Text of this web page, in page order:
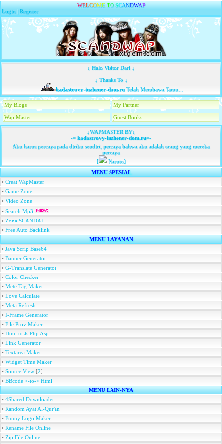
WELCOME TO SCANDWAP
Login |Register
↓ Halo Visitor Dari ↓
↓ Thanks To ↓
kadastrovy-inzhener-dom.ruTelah Membawa Tamu...
My Blogs My Partner
Wap Master Guest Books
↓WAPMASTER BY↓
-=kadastrovy-inzhener-dom.ru=-
Aku harus percaya pada diriku sendiri, percaya bahwa aku adalah orang yang mereka
percaya
[
Naruto]
MENU SPESIAL
• Creat WapMaster
• Game Zone
• Video Zone
• Search Mp3
• Zona SCANDAL
• Free Auto Backlink
MENU LAYANAN
• Java Scrip Base64
• Banner Generator
• G-Translate Generator
• Color Checker
• Mete Tag Maker
• Love Calculate
• Meta Refresh
• I-Frame Generator
• File Prov Maker
• Html to Js Php Asp
• Link Generator
• Textarea Maker
• Widget Time Maker
• Source View [2]
• BBcode <-to-> Html
MENU LAIN-NYA
• 4Shared Downloader
• Random Ayat Al-Qur'an
• Funny Logo Maker
• Rename File Online
• Zip File Online